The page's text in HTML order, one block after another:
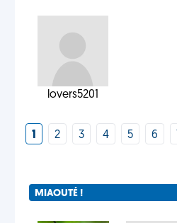
lovers5201
1 2 3 4 5 6
MIAOUTÉ !